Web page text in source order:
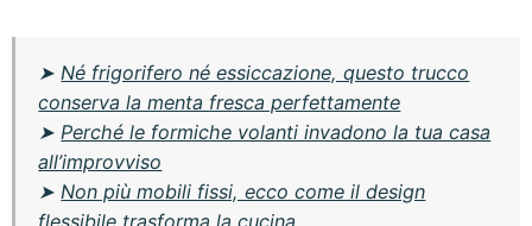
➤ Né frigorifero né essiccazione, questo trucco
conserva la menta fresca perfettamente
➤ Perché le formiche volanti invadono la tua casa
all’improvviso
➤ Non più mobili fissi, ecco come il design
flessibile trasforma la cucina